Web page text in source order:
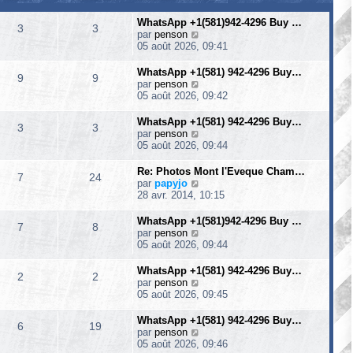
3 3
WhatsApp +1(581)942-4296 Buy …
par penson
o
r
e
e
r
n
e
r
e
s
s
g
e
05 août 2026, 09:41
9 9
WhatsApp +1(581) 942-4296 Buy…
par penson
o
r
e
e
r
n
i
e
r
e
s
s
g
e
05 août 2026, 09:42
3 3
WhatsApp +1(581) 942-4296 Buy…
par penson
o
r
e
e
r
n
e
r
e
s
s
g
05 août 2026, 09:44
7 24
Re: Photos Mont l'Eveque Cham…
par papyjo
o
r
e
e
r
n
e
r
e
28 avr. 2014, 10:15
7 8
WhatsApp +1(581)942-4296 Buy …
par penson
o
r
e
e
r
n
05 août 2026, 09:44
2 2
WhatsApp +1(581) 942-4296 Buy…
par penson
o
r
e
05 août 2026, 09:45
6 19
WhatsApp +1(581) 942-4296 Buy…
par penson
o
05 août 2026, 09:46